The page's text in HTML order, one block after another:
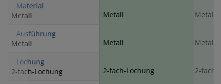
Material
Metall
Metall Metall
Ausführung
Metall
Metall Metall
Lochung
2-fach-Lochung
2-fach-Lochung 2-fach-